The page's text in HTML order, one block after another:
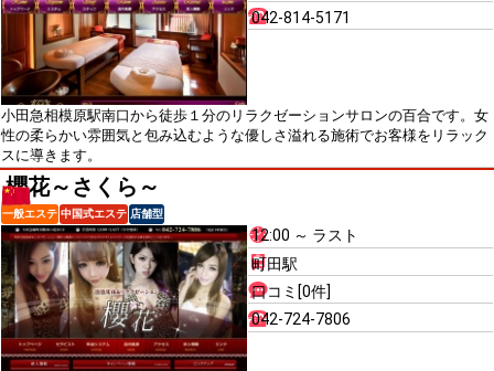
042-814-5171
小田急相模原駅南口から徒歩１分のリラクゼーションサロンの百合です。女
性の柔らかい雰囲気と包み込むような優しさ溢れる施術でお客様をリラック
スに導きます。
櫻花～さくら～
一般エステ 中国式エステ 店舗型
12:00 ～ ラスト
町田駅
口コミ[0件]
042-724-7806